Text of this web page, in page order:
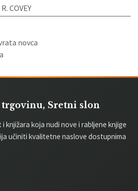
COVEY
novca
Sretni slon
knjižara koja nudi nove i rabljene knjige
učiniti kvalitetne naslove dostupnima